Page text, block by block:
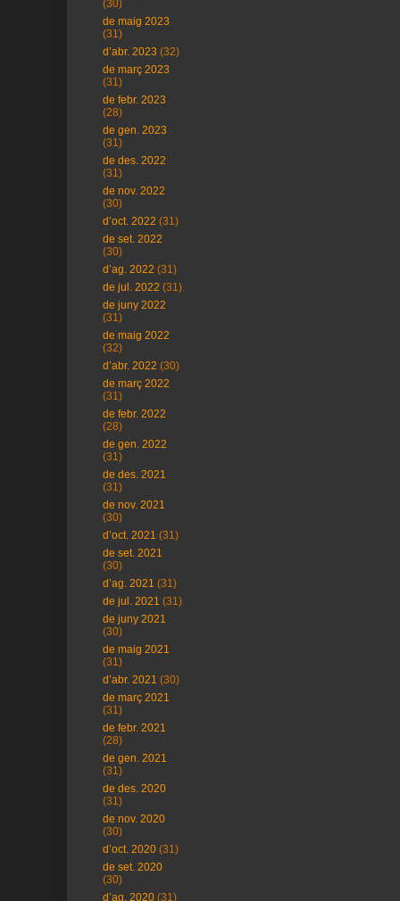
(30)
de maig 2023
(31)
d’abr. 2023 (32)
de març 2023
(31)
de febr. 2023
(28)
de gen. 2023
(31)
de des. 2022
(31)
de nov. 2022
(30)
d’oct. 2022 (31)
de set. 2022
(30)
d’ag. 2022 (31)
de jul. 2022 (31)
de juny 2022
(31)
de maig 2022
(32)
d’abr. 2022 (30)
de març 2022
(31)
de febr. 2022
(28)
de gen. 2022
(31)
de des. 2021
(31)
de nov. 2021
(30)
d’oct. 2021 (31)
de set. 2021
(30)
d’ag. 2021 (31)
de jul. 2021 (31)
de juny 2021
(30)
de maig 2021
(31)
d’abr. 2021 (30)
de març 2021
(31)
de febr. 2021
(28)
de gen. 2021
(31)
de des. 2020
(31)
de nov. 2020
(30)
d’oct. 2020 (31)
de set. 2020
(30)
d’ag. 2020 (31)